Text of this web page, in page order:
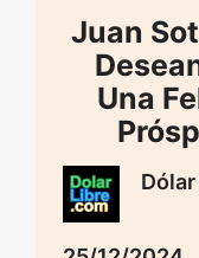
Juan
Una